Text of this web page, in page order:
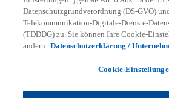
Zentrale Ergebnisse der Studie
Deutschland 2025“:
Datenschutzgrundverordnung (DS-GVO)
Telekommunikation-Digitale-Dienste-
(TDDDG) zu. Sie können Ihre Cookie-
ändern. Datenschutzerklärung /
Cookie-